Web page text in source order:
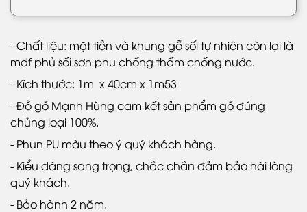
- Chất liệu: mặt tiền và khung gỗ sối tự nhiên còn lại là
mdf phủ sối sơn phu chống thấm chống nước.
- Kích thước: 1m x 40cm x 1m53
- Đồ gỗ Mạnh Hùng cam kết sản phẩm gỗ đúng
chủng loại 100%.
- Phun PU màu theo ý quý khách hàng.
- Kiểu dáng sang trọng, chắc chắn đảm bảo hài lòng
quý khách.
- Bảo hành 2 năm.